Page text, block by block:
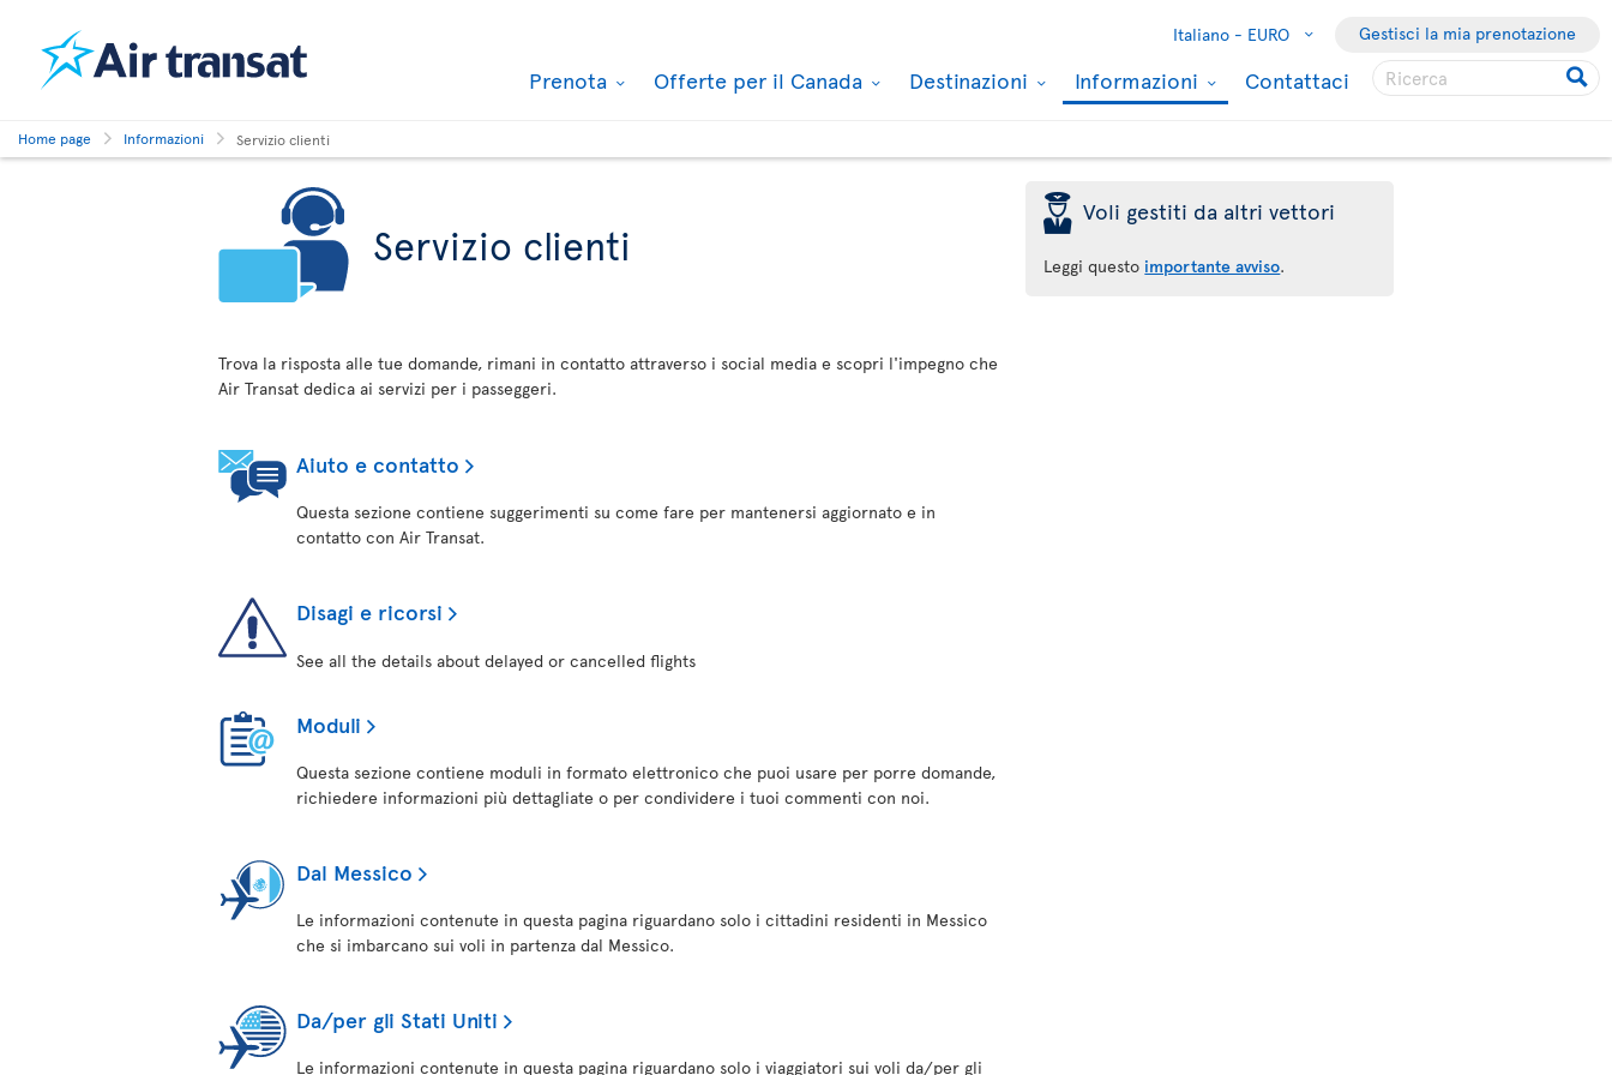
Italiano - EURO Gestisci la mia prenotazione
Prenota Offerte per il Canada Destinazioni Informazioni Contattaci
Home page Informazioni Servizio clienti
Servizio clienti
Trova la risposta alle tue domande, rimani in contatto attraverso i social media e scopri l'impegno che
Air Transat dedica ai servizi per i passeggeri.
Aiuto e contatto
Questa sezione contiene suggerimenti su come fare per mantenersi aggiornato e in
contatto con Air Transat.
Disagi e ricorsi
See all the details about delayed or cancelled flights
Moduli
Questa sezione contiene moduli in formato elettronico che puoi usare per porre domande,
richiedere informazioni più dettagliate o per condividere i tuoi commenti con noi.
Dal Messico
Le informazioni contenute in questa pagina riguardano solo i cittadini residenti in Messico
che si imbarcano sui voli in partenza dal Messico.
Da/per gli Stati Uniti
Le informazioni contenute in questa pagina riguardano solo i viaggiatori sui voli da/per gli
þ Voli gestiti da altri vettori
Leggi questo importante avviso.